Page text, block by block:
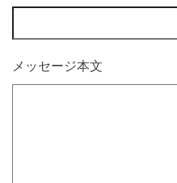
メッセージ本文